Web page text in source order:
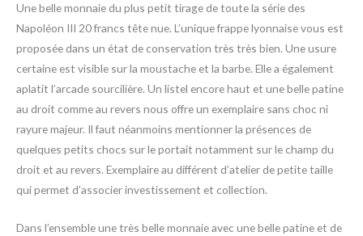
Une belle monnaie du plus petit tirage de toute la série des
Napoléon III 20 francs tête nue. L’unique frappe lyonnaise vous est
proposée dans un état de conservation très très bien. Une usure
certaine est visible sur la moustache et la barbe. Elle a également
aplatit l’arcade sourcilière. Un listel encore haut et une belle patine
au droit comme au revers nous offre un exemplaire sans choc ni
rayure majeur. Il faut néanmoins mentionner la présences de
quelques petits chocs sur le portait notamment sur le champ du
droit et au revers. Exemplaire au différent d’atelier de petite taille
qui permet d’associer investissement et collection.
Dans l’ensemble une très belle monnaie avec une belle patine et de